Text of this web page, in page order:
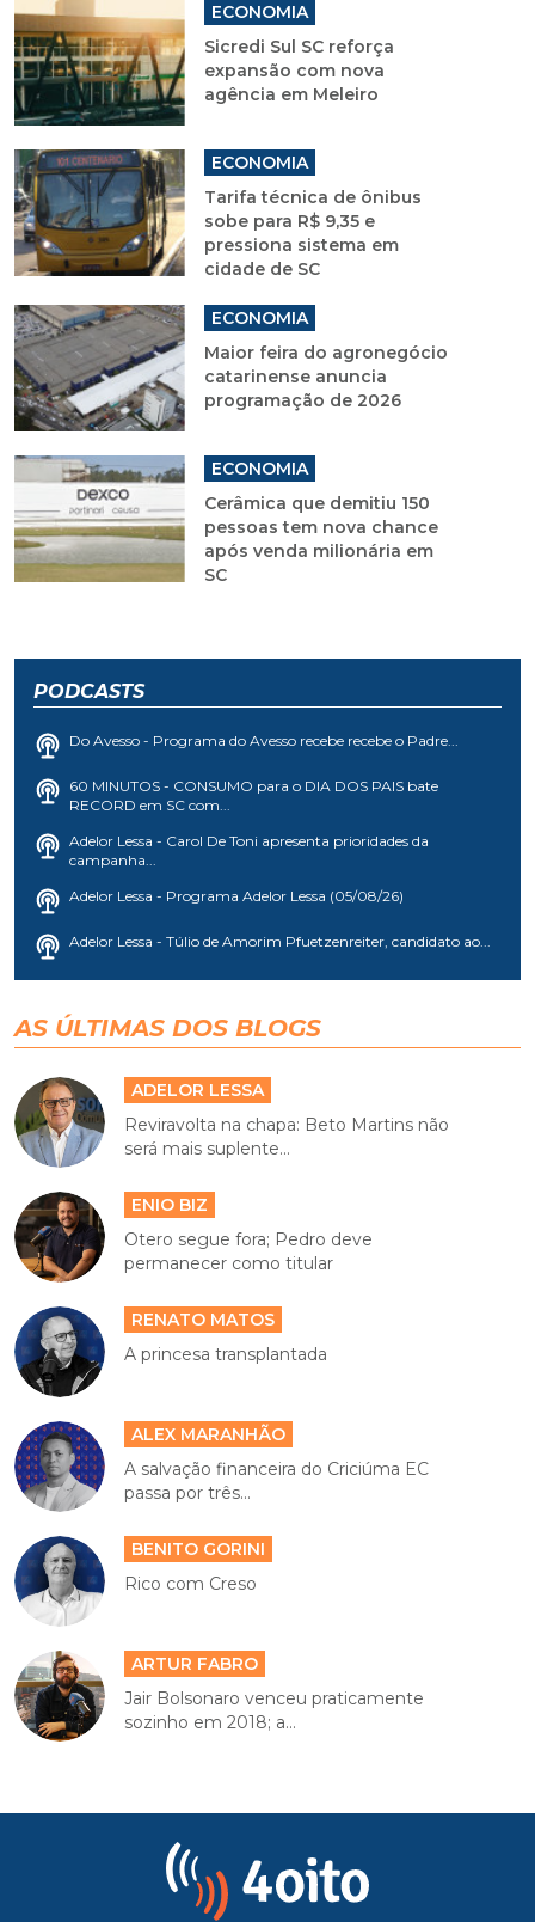
ECONOMIA
Sicredi Sul SC reforça
expansão com nova
agência em Meleiro
ECONOMIA
Tarifa técnica de ônibus
sobe para R$ 9,35 e
pressiona sistema em
cidade de SC
ECONOMIA
Maior feira do agronegócio
catarinense anuncia
programação de 2026
ECONOMIA
Cerâmica que demitiu 150
pessoas tem nova chance
após venda milionária em
SC
PODCASTS
Do Avesso - Programa do Avesso recebe recebe o Padre...
60 MINUTOS - CONSUMO para o DIA DOS PAIS bate
RECORD em SC com...
Adelor Lessa - Carol De Toni apresenta prioridades da
campanha...
Adelor Lessa - Programa Adelor Lessa (05/08/26)
Adelor Lessa - Túlio de Amorim Pfuetzenreiter, candidato ao...
AS ÚLTIMAS DOS BLOGS
ADELOR LESSA
Reviravolta na chapa: Beto Martins não
será mais suplente...
ENIO BIZ
Otero segue fora; Pedro deve
permanecer como titular
RENATO MATOS
A princesa transplantada
ALEX MARANHÃO
A salvação financeira do Criciúma EC
passa por três...
BENITO GORINI
Rico com Creso
ARTUR FABRO
Jair Bolsonaro venceu praticamente
sozinho em 2018; a...